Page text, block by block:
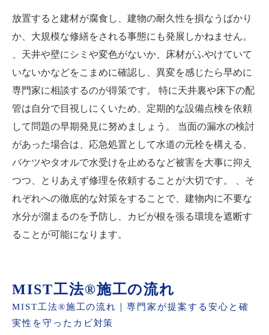
放置すると建材が腐食し、建物の耐久性を損なうばかり
か、大規模な修繕をされる事態にも発展しかねません。
、天井や壁にシミや変色がないか、床材がふやけていて
いないかなどをこまめに確認し、異変を感じたら早めに
専門家に相談するのが得策です。 特に天井裏や床下の配
管は自分で目視しにくいため、定期的な設備点検を依頼
して問題の早期発見に努めましょう。 当面の漏水の検討
があった場合は、応急処置として水道の元栓を構える、
バケツやタオルで水受けを止めるなど被害を大事に抑え
つつ、とりあえず修理を依頼することが大切です。 、そ
れぞれへの徹底的な対策をすることで、建物内に不要な
水分が溜まるのを予防し、カビが根を張る環境を遮断す
ることが可能になります。
MIST工法®施工の流れ
MIST工法®施工の流れ｜専門家が提案する安心と確
実性を守ったカビ対策